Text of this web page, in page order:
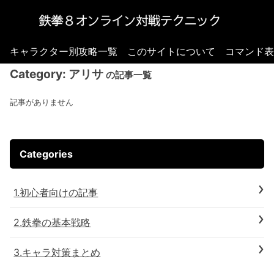
キャラクター別攻略一覧 このサイトについて コマンド
Category: アリサ の記事一覧
記事がありません
Categories
1.初心者向けの記事
2.鉄拳の基本戦略
3.キャラ対策まとめ